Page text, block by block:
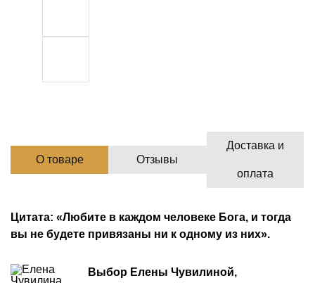
О товаре Отзывы
Доставка и
оплата
Цитата: «Любите в каждом человеке Бога, и тогда
вы не будете привязаны ни к одному из них».
Выбор Елены Чувилиной,